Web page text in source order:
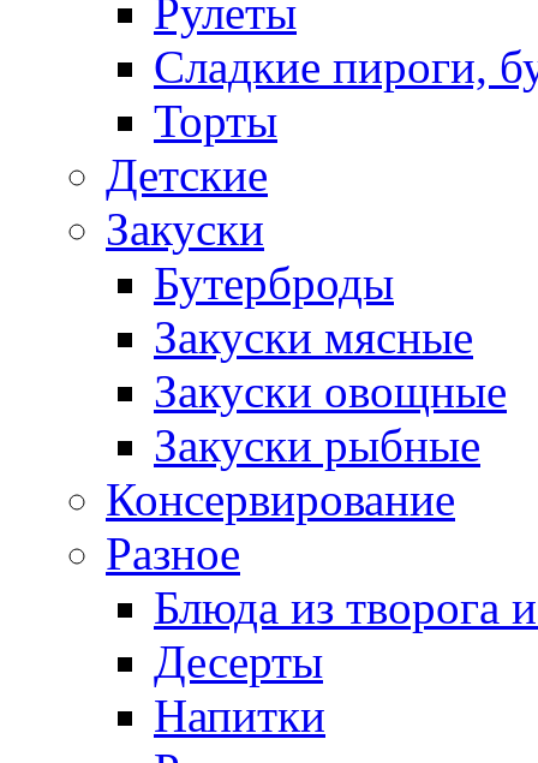
Рулеты
Сладкие пироги,
Торты
Детские
Закуски
Бутерброды
Закуски мясные
Закуски овощные
Закуски рыбные
Консервирование
Разное
Блюда из творога
Десерты
Напитки